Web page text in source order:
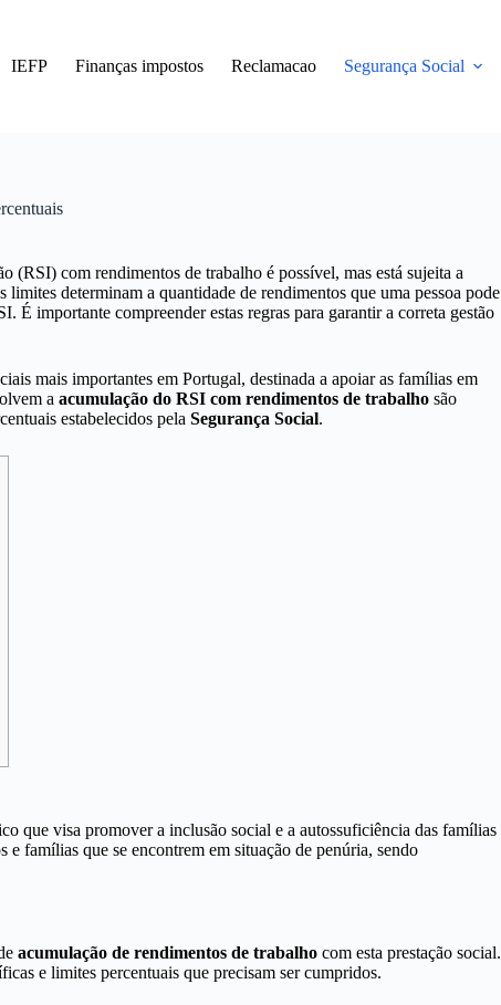
IEFP Finanças impostos Reclamacao Segurança Social
(RSI) com rendimentos de trabalho é possível, mas está sujeita a
determinam a quantidade de rendimentos que uma pessoa pode
É importante compreender estas regras para garantir a correta gestão
mais importantes em Portugal, destinada a apoiar as famílias em
a acumulação do RSI com rendimentos de trabalho são
estabelecidos pela Segurança Social.
que visa promover a inclusão social e a autossuficiência das famílias
famílias que se encontrem em situação de penúria, sendo
acumulação de rendimentos de trabalho com esta prestação social.
e limites percentuais que precisam ser cumpridos.